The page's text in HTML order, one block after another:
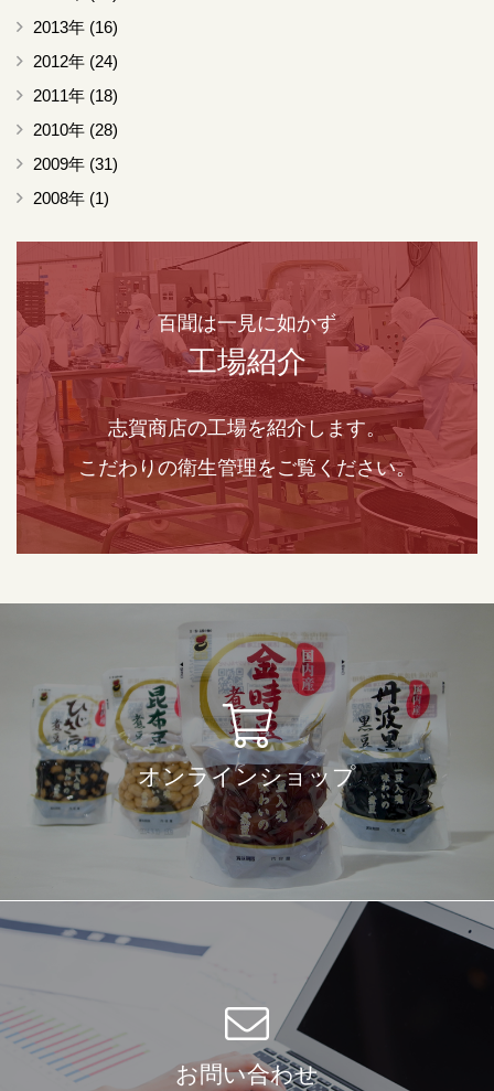
2013年 (16)
2012年 (24)
2011年 (18)
2010年 (28)
2009年 (31)
2008年 (1)
百聞は一見に如かず
工場紹介
志賀商店の工場を紹介します。
こだわりの衛生管理をご覧ください。
オンラインショップ
お問い合わせ